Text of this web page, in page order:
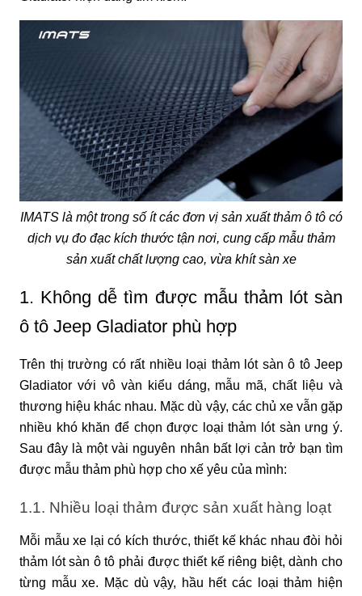
IMATS là một trong số ít các đơn vị sản xuất thảm ô tô có
dịch vụ đo đạc kích thước tận nơi, cung cấp mẫu thảm
sản xuất chất lượng cao, vừa khít sàn xe
1. Không dễ tìm được mẫu thảm lót sàn
ô tô Jeep Gladiator phù hợp
Trên thị trường có rất nhiều loại thảm lót sàn ô tô Jeep
Gladiator với vô vàn kiểu dáng, mẫu mã, chất liệu và
thương hiệu khác nhau. Mặc dù vậy, các chủ xe vẫn gặp
nhiều khó khăn để chọn được loại thảm lót sàn ưng ý.
Sau đây là một vài nguyên nhân bất lợi cản trở bạn tìm
được mẫu thảm phù hợp cho xế yêu của mình:
1.1. Nhiều loại thảm được sản xuất hàng loạt
Mỗi mẫu xe lại có kích thước, thiết kế khác nhau đòi hỏi
thảm lót sàn ô tô phải được thiết kế riêng biệt, dành cho
từng mẫu xe. Mặc dù vậy, hầu hết các loại thảm hiện